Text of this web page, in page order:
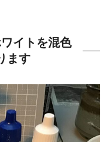
イトを混色
ます